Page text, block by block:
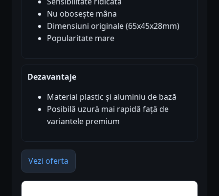
Nu obosește mâna
Dimensiuni originale (65x45x28mm)
Popularitate mare
Dezavantaje
Material plastic și aluminiu de bază
Posibilă uzură mai rapidă față de
variantele premium
Vezi oferta